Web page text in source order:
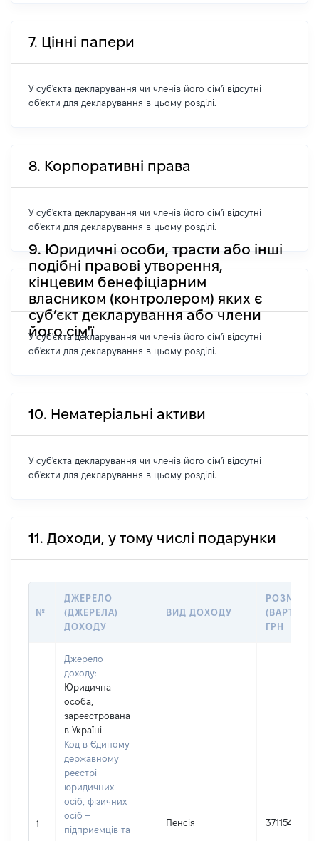
7. Цінні папери
У суб'єкта декларування чи членів його сім'ї відсутні
об'єкти для декларування в цьому розділі.
8. Корпоративні права
У суб'єкта декларування чи членів його сім'ї відсутні
об'єкти для декларування в цьому розділі.
9. Юридичні особи, трасти або інші
подібні правові утворення,
кінцевим бенефіціарним
власником (контролером) яких є
суб’єкт декларування або члени
його сім'ї
У суб'єкта декларування чи членів його сім'ї відсутні
об'єкти для декларування в цьому розділі.
10. Нематеріальні активи
У суб'єкта декларування чи членів його сім'ї відсутні
об'єкти для декларування в цьому розділі.
11. Доходи, у тому числі подарунки
№
ДЖЕРЕЛО
(ДЖЕРЕЛА)
ДОХОДУ
ВИД ДОХОДУ
РОЗМІР
ГРН
1
Джерело
доходу:
Юридична
особа,
зареєстрована
в Україні
Код в Єдиному
державному
реєстрі
юридичних
осіб, фізичних
осіб –
підприємців та
Пенсія 371154